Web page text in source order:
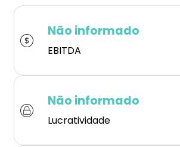
Não informado
EBITDA
Não informado
Lucratividade